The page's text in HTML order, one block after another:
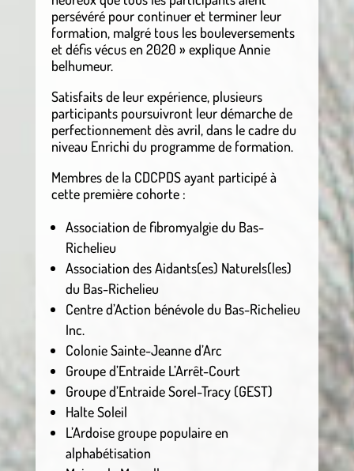
persévéré pour continuer et terminer leur
formation, malgré tous les bouleversements
et défis vécus en 2020 » explique Annie
belhumeur.
Satisfaits de leur expérience, plusieurs
participants poursuivront leur démarche de
perfectionnement dès avril, dans le cadre du
niveau Enrichi du programme de formation.
Membres de la CDCPDS ayant participé à
cette première cohorte :
Association de fibromyalgie du Bas-
Richelieu
Association des Aidants(es) Naturels(les)
du Bas-Richelieu
Centre d’Action bénévole du Bas-Richelieu
Inc.
Colonie Sainte-Jeanne d’Arc
Groupe d’Entraide L’Arrêt-Court
Groupe d’Entraide Sorel-Tracy (GEST)
Halte Soleil
L’Ardoise groupe populaire en
alphabétisation